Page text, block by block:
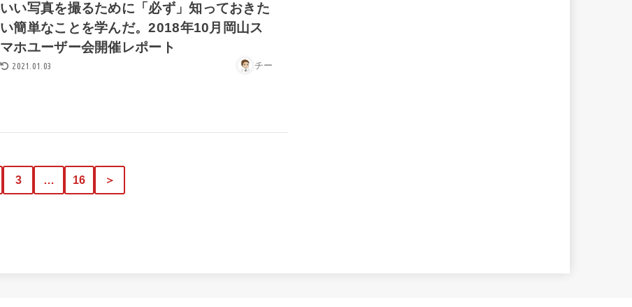
いい写真を撮るために「必ず」知っておきた
い簡単なことを学んだ。2018年10月岡山ス
マホユーザー会開催レポート
2021.01.03 チー
3 … 16 ＞